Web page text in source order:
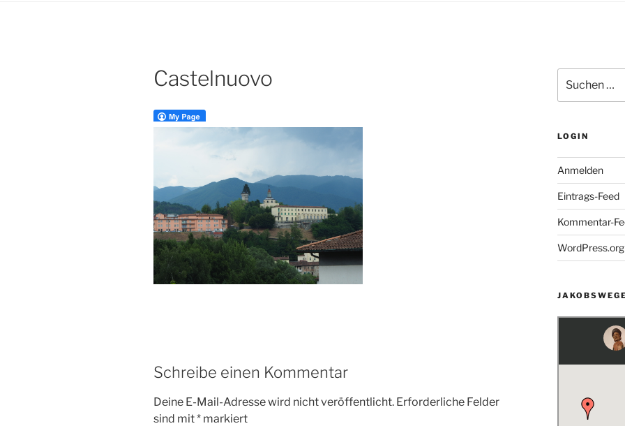
Castelnuovo
Schreibe einen Kommentar
Deine E-Mail-Adresse wird nicht veröffentlicht. Erforderliche Felder
sind mit* markiert
nach:
LOGIN
Anmelden
Eintrags-Feed
Kommentar-
WordPress.org